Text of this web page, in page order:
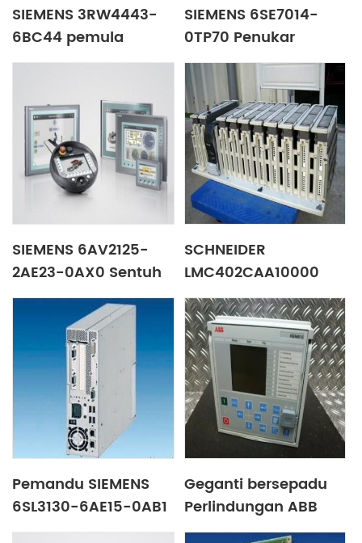
SIEMENS 3RW4443-
6BC44 pemula
lembut
SIEMENS 6SE7014-
0TP70 Penukar
frekuensi
SIEMENS 6AV2125-
2AE23-0AX0 Sentuh
Panel Berbilang
SCHNEIDER
LMC402CAA10000
Pengawal gerakan
paksi
Pemandu SIEMENS
6SL3130-6AE15-0AB1
Geganti bersepadu
Perlindungan ABB
AWT440